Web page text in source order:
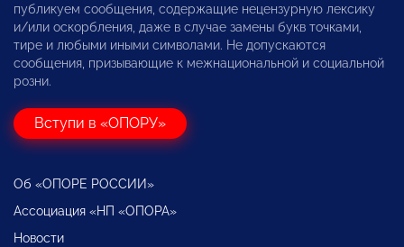
публикуем сообщения, содержащие нецензурную лексику
и/или оскорбления, даже в случае замены букв точками,
тире и любыми иными символами. Не допускаются
сообщения, призывающие к межнациональной и социальной
розни.
Вступи в «ОПОРУ»
Об «ОПОРЕ РОССИИ»
Ассоциация «НП «ОПОРА»
Новости